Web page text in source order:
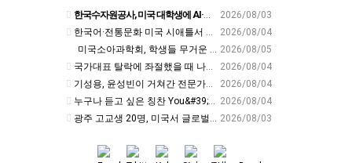
2026/08/03
한국수자원공사, 미국 대학생에 AI·디지털트윈 물관리 교육 - cfnews.kr
2026/08/04
한국어·전통문화 미국 시애틀서 알렸다… 전북교육청, 국제교육 협력 확대 - 세계일보
2026/08/05
미국소아과학회, 학생들 무거운 책가방 ‘경고’ - 교육플러스
2026/08/04
국가대표 탈락에 좌절했을 때 나를 살린 부모님의 &#39;이 행동&#39; | 김아랑 전 쇼트트랙 선수 | 국가대표 쇼트트랙 올림픽 금메달 | 세바시 2116회
2026/08/04
기성용, 윤성빈이 거쳐간 전문가의 경고 &#39;이런 사람은 운동, 안하는 게 낫습니다&#39; | 홍정기 차의과대학스포츠의학대학원장 | 운동 건강 체중조절 면역력 | 세바시 2118회
2026/08/04
누구나 듣고 싶은 칭찬 You&#39;re thriving✨(번창❌)
2026/08/03
광주 고교생 20명, 미국서 글로벌 리더십 키운다 - 호남교육신문